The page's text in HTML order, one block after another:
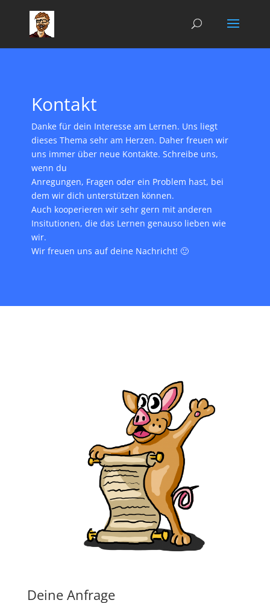
Kontakt
Danke für dein Interesse am Lernen. Uns liegt
dieses Thema sehr am Herzen. Daher freuen wir
uns immer über neue Kontakte. Schreibe uns,
wenn du
Anregungen, Fragen oder ein Problem hast, bei
dem wir dich unterstützen können.
Auch kooperieren wir sehr gern mit anderen
Insitutionen, die das Lernen genauso lieben wie
wir.
Wir freuen uns auf deine Nachricht! 🙂
Deine Anfrage